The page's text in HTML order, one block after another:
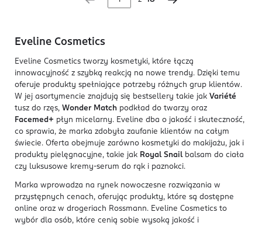
Eveline Cosmetics
Eveline Cosmetics tworzy kosmetyki, które łączą
innowacyjność z szybką reakcją na nowe trendy. Dzięki temu
oferuje produkty spełniające potrzeby różnych grup klientów.
W jej asortymencie znajdują się bestsellery takie jak Variété
tusz do rzęs, Wonder Match podkład do twarzy oraz
Facemed+ płyn micelarny. Eveline dba o jakość i skuteczność,
co sprawia, że marka zdobyła zaufanie klientów na całym
świecie. Oferta obejmuje zarówno kosmetyki do makijażu, jak i
produkty pielęgnacyjne, takie jak Royal Snailbalsam do ciała
czy luksusowe kremy-serum do rąk i paznokci.
Marka wprowadza na rynek nowoczesne rozwiązania w
przystępnych cenach, oferując produkty, które są dostępne
online oraz w drogeriach Rossmann. Eveline Cosmetics to
wybór dla osób, które cenią sobie wysoką jakość i